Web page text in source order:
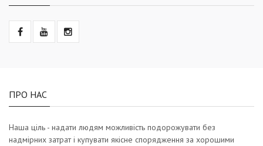
ПРО НАС
Наша ціль - надати людям можливість подорожувати без
надмірних затрат і купувати якісне спорядження за хорошими